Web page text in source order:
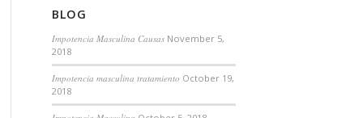
BLOG
Impotencia Masculina Causas November 5,
2018
Impotencia masculina tratamiento October 19,
2018